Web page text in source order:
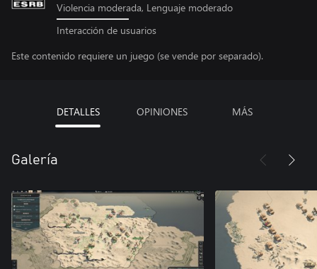
Violencia moderada, Lenguaje moderado
Interacción de usuarios
Este contenido requiere un juego (se vende por separado).
DETALLES OPINIONES MÁS
Galería